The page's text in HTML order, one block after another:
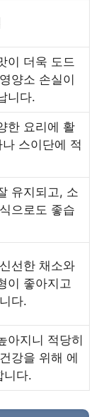
이 더욱 도드
양소 손실이
니다.
한 요리에 활
스이단에 적
유지되고, 소
으로도 좋습
선한 채소와
이 좋아지고
다.
아지니 적당히
강을 위해 에
니다.